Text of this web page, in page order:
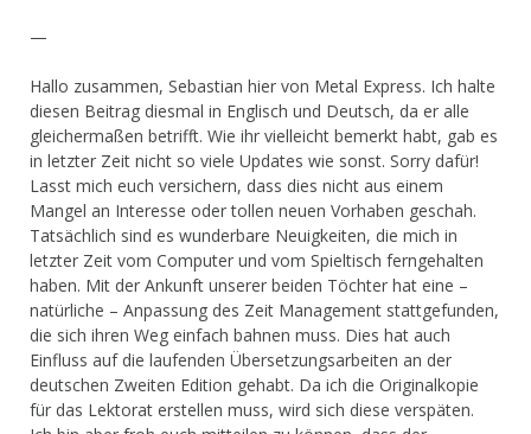
—
Hallo zusammen, Sebastian hier von Metal Express. Ich halte
diesen Beitrag diesmal in Englisch und Deutsch, da er alle
gleichermaßen betrifft. Wie ihr vielleicht bemerkt habt, gab es
in letzter Zeit nicht so viele Updates wie sonst. Sorry dafür!
Lasst mich euch versichern, dass dies nicht aus einem
Mangel an Interesse oder tollen neuen Vorhaben geschah.
Tatsächlich sind es wunderbare Neuigkeiten, die mich in
letzter Zeit vom Computer und vom Spieltisch ferngehalten
haben. Mit der Ankunft unserer beiden Töchter hat eine –
natürliche – Anpassung des Zeit Management stattgefunden,
die sich ihren Weg einfach bahnen muss. Dies hat auch
Einfluss auf die laufenden Übersetzungsarbeiten an der
deutschen Zweiten Edition gehabt. Da ich die Originalkopie
für das Lektorat erstellen muss, wird sich diese verspäten.